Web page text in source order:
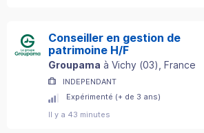
Conseiller en gestion de
patrimoine H/F
Groupama à Vichy (03) , France
INDEPENDANT
Expérimenté (+ de 3 ans)
Il y a 43 minutes